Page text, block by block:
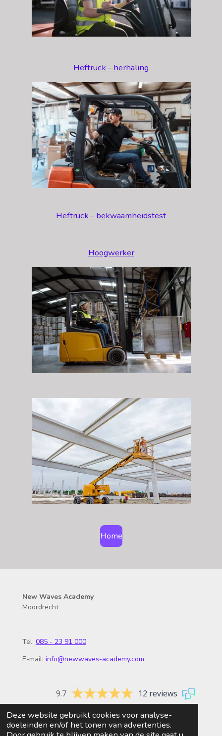
Deze website gebruikt cookies voor analyse-
doeleinden en/of het tonen van advertenties.
Heftruck - herhaling
Heftruck - bekwaamheidstest
Hoogwerker
Home
New Waves Academy
Moordrecht
Tel: 085 - 23 91 000
E-mail: info@newwaves-academy.com
9.7 12 reviews
© 2026 New Waves Academy